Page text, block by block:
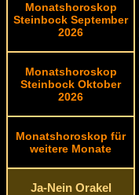
Monatshoroskop
Steinbock September
2026
Monatshoroskop
Steinbock Oktober
2026
Monatshoroskop für
weitere Monate
Ja-Nein Orakel